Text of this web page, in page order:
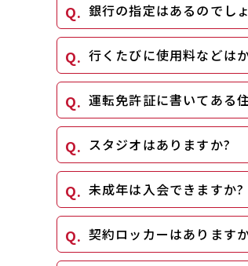
銀行の指定はあるのでし
行くたびに使用料などは
運転免許証に書いてある
スタジオはありますか?
未成年は入会できますか?
契約ロッカーはあります